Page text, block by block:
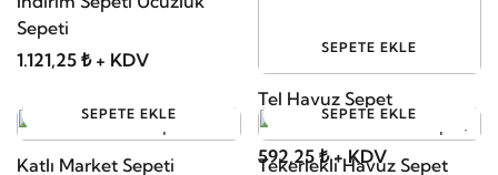
Sepeti
1.121,25 ₺ + KDV
SEPETE EKLE
Tel Havuz Sepet
592,25 ₺ + KDV
SEPETE EKLE
Katlı Market Sepeti
SEPETE EKLE
Tekerlekli Havuz Sepet